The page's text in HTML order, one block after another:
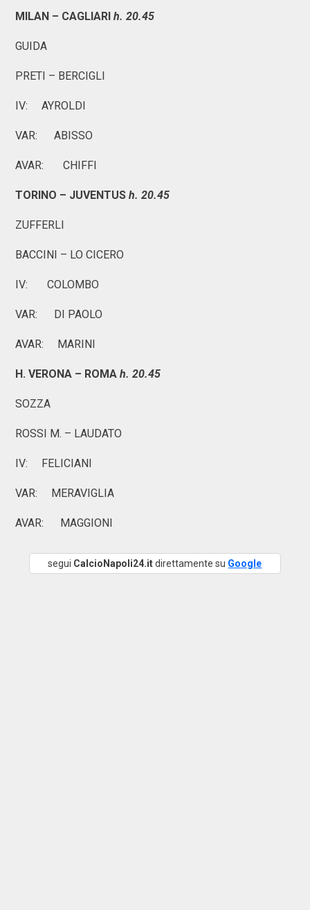
MILAN – CAGLIARI h. 20.45
GUIDA
PRETI – BERCIGLI
IV: AYROLDI
VAR: ABISSO
AVAR: CHIFFI
TORINO – JUVENTUS h. 20.45
ZUFFERLI
BACCINI – LO CICERO
IV: COLOMBO
VAR: DI PAOLO
AVAR: MARINI
H. VERONA – ROMA h. 20.45
SOZZA
ROSSI M. – LAUDATO
IV: FELICIANI
VAR: MERAVIGLIA
AVAR: MAGGIONI
segui CalcioNapoli24.itdirettamente su Google